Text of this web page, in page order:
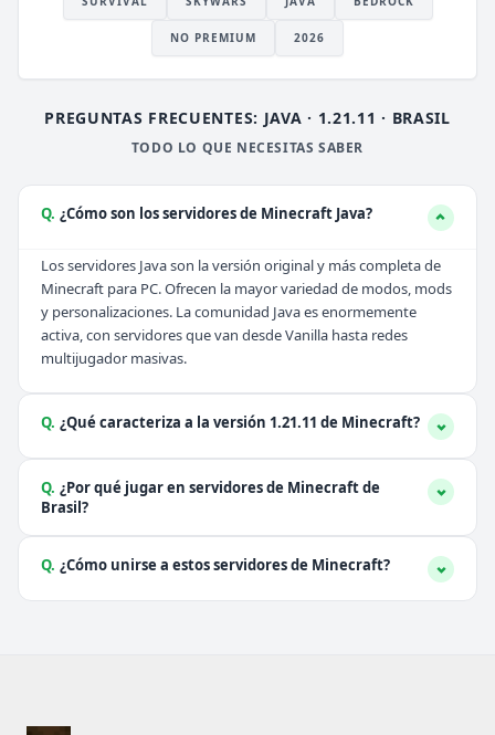
NO PREMIUM 2026
PREGUNTAS FRECUENTES: JAVA · 1.21.11 · BRASIL
TODO LO QUE NECESITAS SABER
Q. ¿Cómo son los servidores de Minecraft Java?
Los servidores Java son la versión original y más completa de
Minecraft para PC. Ofrecen la mayor variedad de modos, mods
y personalizaciones. La comunidad Java es enormemente
activa, con servidores que van desde Vanilla hasta redes
multijugador masivas.
Q. ¿Qué caracteriza a la versión 1.21.11 de Minecraft?
Q. ¿Por qué jugar en servidores de Minecraft de
Brasil?
Q. ¿Cómo unirse a estos servidores de Minecraft?